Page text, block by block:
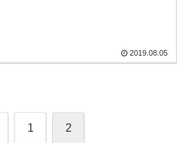
2019.08.05
1 2